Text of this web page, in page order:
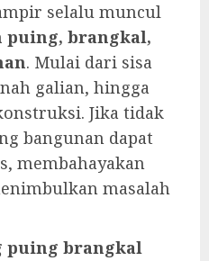
selalu muncul
puing, brangkal,
. Mulai dari sisa
galian, hingga
Jika tidak
bangunan dapat
membahayakan
masalah
puing brangkal